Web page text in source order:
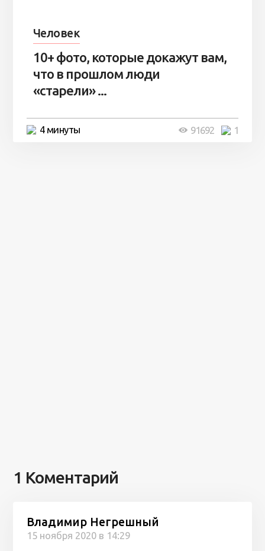
Человек
10+ фото, которые докажут вам,
что в прошлом люди
«старели» ...
4 минуты 1
91692
1 Коментарий
Владимир Негрешный
15 ноября 2020 в 14:29